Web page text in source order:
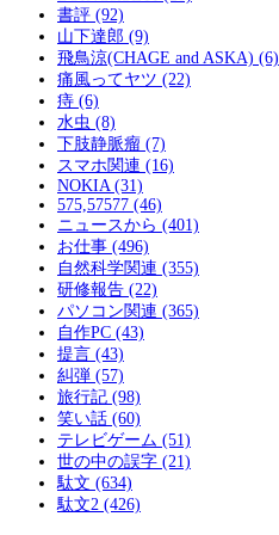
書評 (92)
山下達郎 (9)
飛鳥涼(CHAGE and ASKA) (6)
痛風ってヤツ (22)
痔 (6)
水虫 (8)
下肢静脈瘤 (7)
スマホ関連 (16)
NOKIA (31)
575,57577 (46)
ニュースから (401)
お仕事 (496)
自然科学関連 (355)
研修報告 (22)
パソコン関連 (365)
自作PC (43)
提言 (43)
糾弾 (57)
旅行記 (98)
笑い話 (60)
テレビゲーム (51)
世の中の誤字 (21)
駄文 (634)
駄文2 (426)